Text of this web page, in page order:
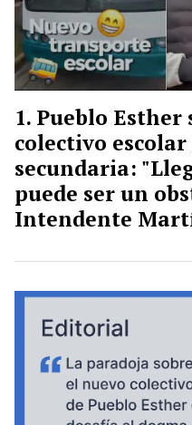
Pueblo Esther
colectivo
secundaria:
puede ser un
Intendente